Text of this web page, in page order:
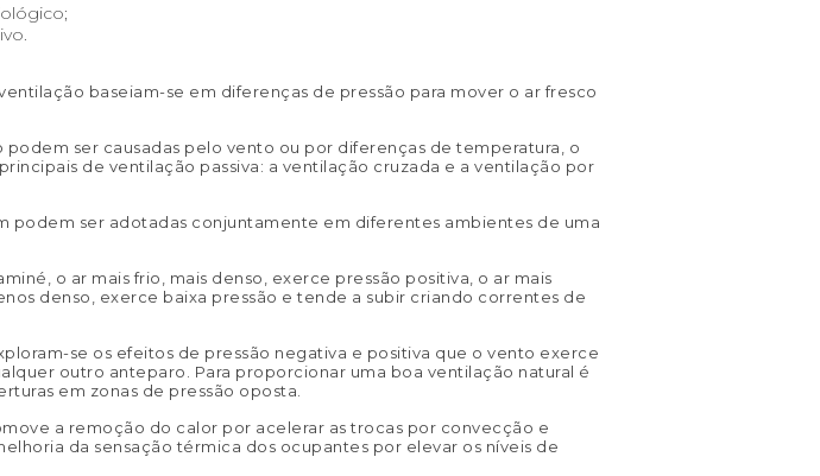
baseiam-se em diferenças de pressão para mover o ar fresco
podem ser causadas pelo vento ou por diferenças de temperatura, o
de ventilação passiva: a ventilação cruzada e a ventilação por
podem ser adotadas conjuntamente em diferentes ambientes de uma
o ar mais frio, mais denso, exerce pressão positiva, o ar mais
denso, exerce baixa pressão e tende a subir criando correntes de
se os efeitos de pressão negativa e positiva que o vento exerce
outro anteparo. Para proporcionar uma boa ventilação natural é
em zonas de pressão oposta.
a remoção do calor por acelerar as trocas por convecção e
da sensação térmica dos ocupantes por elevar os níveis de